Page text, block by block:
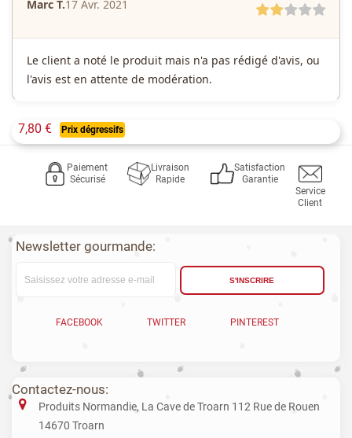
Marc T.17 Avr. 2021
Le client a noté le produit mais n'a pas rédigé d'avis, ou
l'avis est en attente de modération.
7,80 € Prix dégressifs
Paiement
Sécurisé
Livraison
Rapide
Satisfaction
Garantie
Service
Client
Newsletter gourmande:
S'INSCRIRE
FACEBOOK TWITTER PINTEREST
Contactez-nous:
Produits Normandie, La Cave de Troarn 112 Rue de Rouen
14670 Troarn